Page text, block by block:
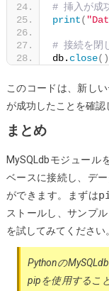
# 挿入が成
print(
# 接続を閉
db. close()
このコードは、新し
が成功したことを確認
まとめ
MySQLdbモジュール
ベースに接続し、デ
ができます。まずは
ストールし、サンプ
を試してみてください。
Pythonの
pipを使用するこ